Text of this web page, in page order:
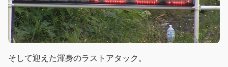
そして迎えた渾身のラストアタック。